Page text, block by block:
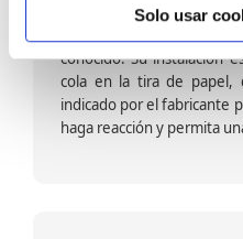
Solo usar
Formado por una capa
conocido. Su instalación
cola en la tira de papel,
indicado por el fabricante
haga reacción y permita